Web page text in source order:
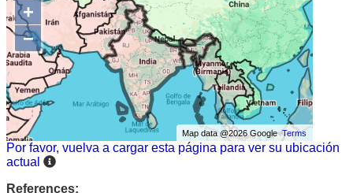
+
−
Map data @2026 GoogleTerms
Por favor, vuelva a cargar esta página para ver su ubicación
actual
References: